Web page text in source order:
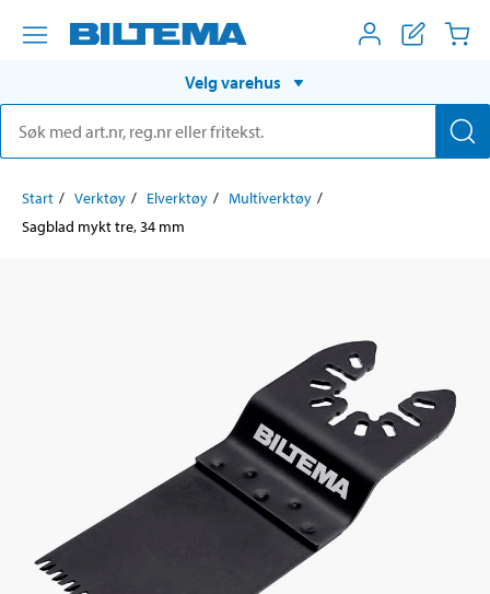
Velg varehus
Start Verktøy Elverktøy
Multiverktøy
Sagblad mykt tre, 34 mm